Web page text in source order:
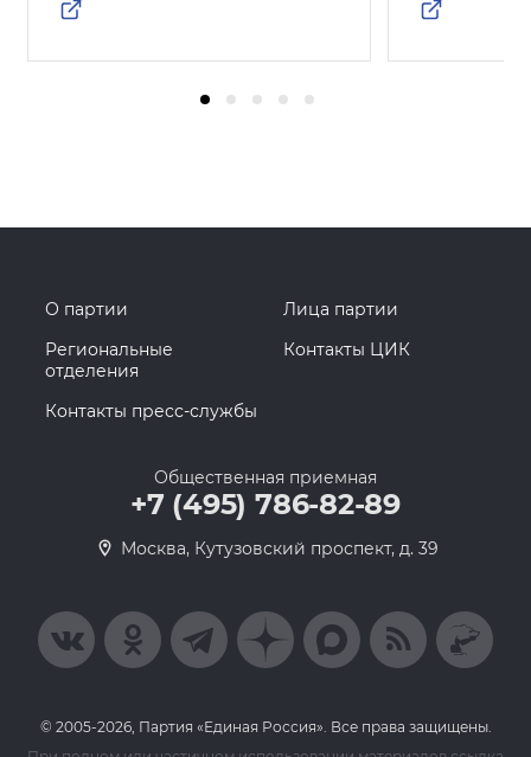
О партии
Лица партии
Региональные
отделения
Контакты ЦИК
Контакты пресс-службы
Общественная приемная
+7 (495) 786-82-89
Москва, Кутузовский проспект, д. 39
© 2005-2026, Партия «Единая Россия». Все права защищены.